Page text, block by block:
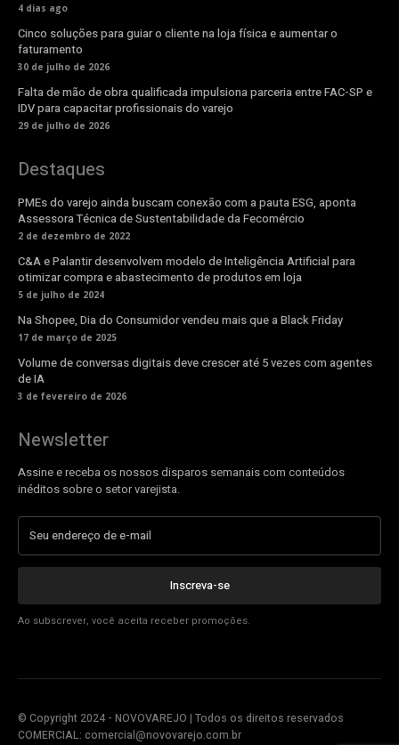
4 dias ago
Cinco soluções para guiar o cliente na loja física e aumentar o
faturamento
30 de julho de 2026
Falta de mão de obra qualificada impulsiona parceria entre FAC-SP e
IDV para capacitar profissionais do varejo
29 de julho de 2026
Destaques
PMEs do varejo ainda buscam conexão com a pauta ESG, aponta
Assessora Técnica de Sustentabilidade da Fecomércio
2 de dezembro de 2022
C&A e Palantir desenvolvem modelo de Inteligência Artificial para
otimizar compra e abastecimento de produtos em loja
5 de julho de 2024
Na Shopee, Dia do Consumidor vendeu mais que a Black Friday
17 de março de 2025
Volume de conversas digitais deve crescer até 5 vezes com agentes
de IA
3 de fevereiro de 2026
Newsletter
Assine e receba os nossos disparos semanais com conteúdos
inéditos sobre o setor varejista.
Inscreva-se
Ao subscrever, você aceita receber promoções.
© Copyright 2024 - NOVOVAREJO | Todos os direitos reservados
COMERCIAL: comercial@novovarejo.com.br